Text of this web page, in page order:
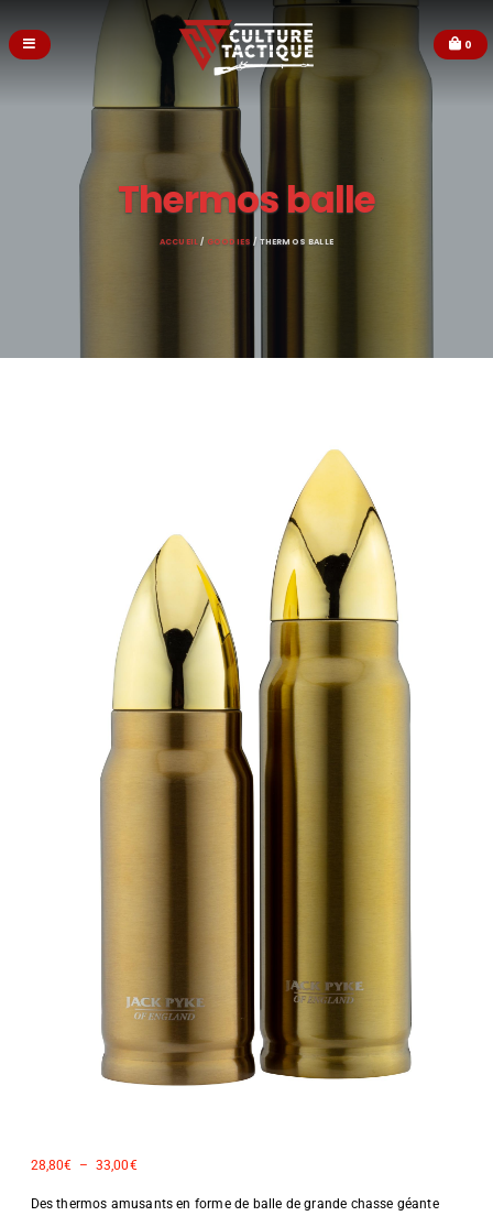
0
Thermos balle
ACCUEIL/ GOODIES / THERMOS BALLE
28,80€ – 33,00€
Des thermos amusants en forme de balle de grande chasse géante